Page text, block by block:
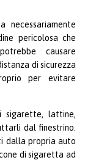
pericolosa che
causare
di sicurezza
per evitare
sigarette, lattine,
dal finestrino.
dalla propria auto
di sigaretta ad